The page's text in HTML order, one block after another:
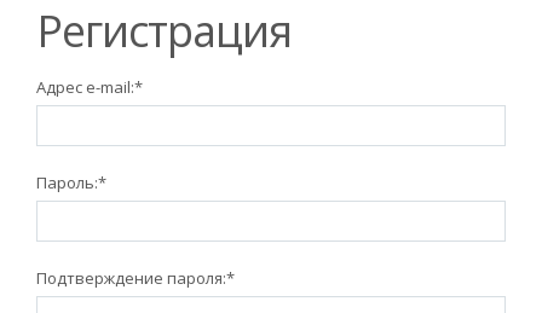
Регистрация
Адрес e-mail:*
Пароль:*
Подтверждение пароля:*